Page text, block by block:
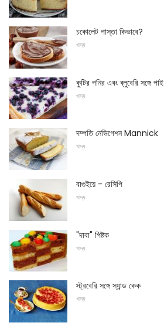
চকোলেট পাস্তা কিভাবে?
খাদ্য
কুটির পনির এবং ব্লুবেরি সঙ্গে পাই
খাদ্য
দম্পতি নেভিগেশন Mannick
খাদ্য
বাগুইয়ে - রেসিপি
খাদ্য
"দাবা" পিষ্টক
খাদ্য
স্ট্রবেরি সঙ্গে স্যান্ড কেক
খাদ্য